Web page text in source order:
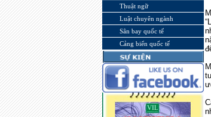
Thuật ngữ
Luật chuyên ngành
Sân bay quốc tế
Cảng biển quốc tế